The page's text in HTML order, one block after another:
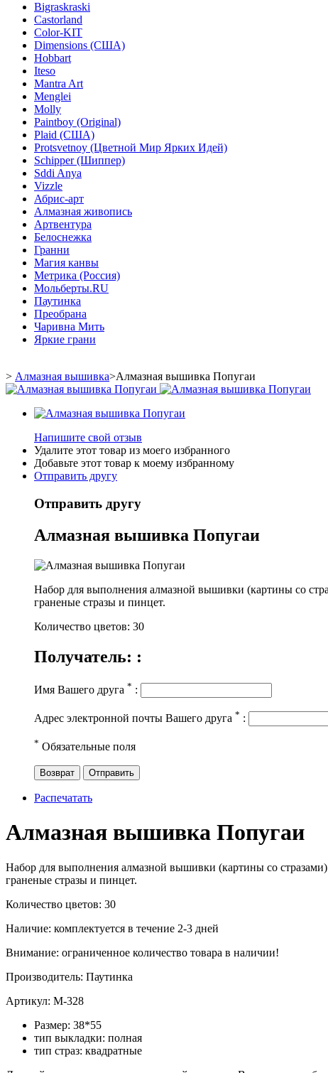
Bigraskraski
Castorland
Color-KIT
Dimensions (США)
Hobbart
Iteso
Mantra Art
Menglei
Molly
Paintboy (Original)
Plaid (США)
Protsvetnoy (Цветной Мир Ярких Идей)
Schipper (Шиппер)
Sddi Anya
Vizzle
Абрис-арт
Алмазная живопись
Артвентура
Белоснежка
Гранни
Магия канвы
Метрика (Россия)
Мольберты.RU
Паутинка
Преобрана
Чаривна Мить
Яркие грани
> Алмазная вышивка>Алмазная вышивка Попугаи
Напишите свой отзыв
Удалите этот товар из моего избранного
Добавьте этот товар к моему избранному
Отправить другу
Отправить другу
Алмазная вышивка Попугаи
Набор для выполнения алмазной вышивки (картины со
граненые стразы и пинцет.
Количество цветов: 30
Получатель: :
Имя Вашего друга * :
Адрес электронной почты Вашего друга * :
* Обязательные поля
Возврат Отправить
Распечатать
Алмазная вышивка Попугаи
Набор для выполнения алмазной вышивки (картины со стразами)
граненые стразы и пинцет.
Количество цветов: 30
Наличие: комплектуется в течение 2-3 дней
Внимание: ограниченное количество товара в наличии!
Производитель: Паутинка
Артикул: М-328
Размер: 38*55
тип выкладки: полная
тип страз: квадратные